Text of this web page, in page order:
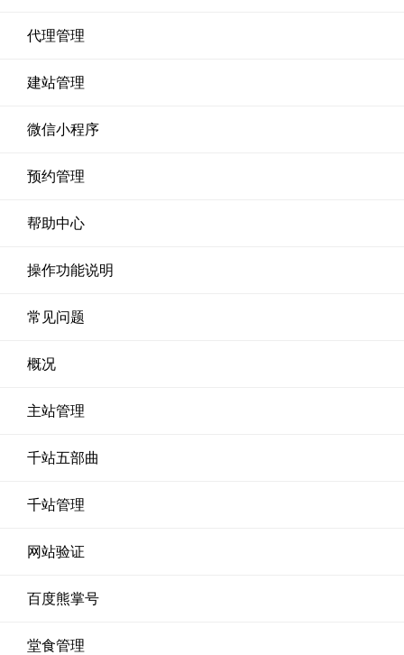
代理管理
建站管理
微信小程序
预约管理
帮助中心
操作功能说明
常见问题
概况
主站管理
千站五部曲
千站管理
网站验证
百度熊掌号
堂食管理